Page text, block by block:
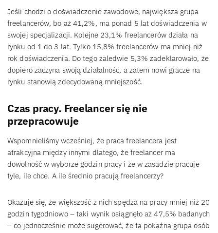
Jeśli chodzi o doświadczenie zawodowe, największa grupa
freelancerów, bo aż 41,2%, ma ponad 5 lat doświadczenia w
swojej specjalizacji. Kolejne 23,1% freelancerów działa na
rynku od 1 do 3 lat. Tylko 15,8% freelancerów ma mniej niż
rok doświadczenia. Do tego zaledwie 5,3% zadeklarowało, że
dopiero zaczyna swoją działalność, a zatem nowi gracze na
rynku stanowią zdecydowaną mniejszość.
Czas pracy. Freelancer się nie
przepracowuje
Wspomnieliśmy wcześniej, że praca freelancera jest
atrakcyjna między innymi dlatego, że freelancer ma
dowolność w wyborze godzin pracy i że w zasadzie pracuje
tyle, ile chce. A ile średnio pracują freelancerzy?
Okazuje się, że większość z nich spędza na pracy mniej niż 20
godzin tygodniowo – taki wynik osiągnęło aż 47,5% badanych
– co jednocześnie może sugerować, że ta pokaźna grupa osób